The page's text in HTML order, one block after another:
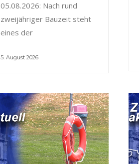
05.08.2026: Nach rund
zweijähriger Bauzeit steht
eines der
5. August 2026